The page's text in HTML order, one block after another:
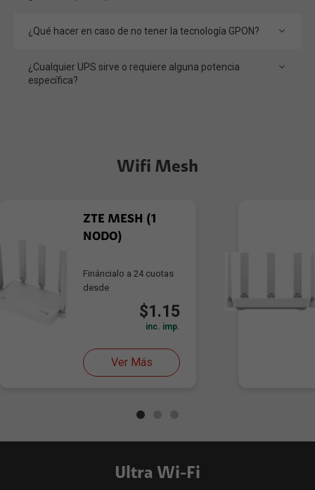
¿Qué hacer en caso de no tener la tecnología GPON?
¿Cualquier UPS sirve o requiere alguna potencia
específica?
Wifi Mesh
ZTE MESH (1
NODO)
Fináncialo a 24 cuotas
desde
$1.15
inc. imp.
Ver Más
Ultra Wi-Fi